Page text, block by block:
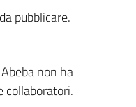
pubblicare.
non ha
collaboratori.